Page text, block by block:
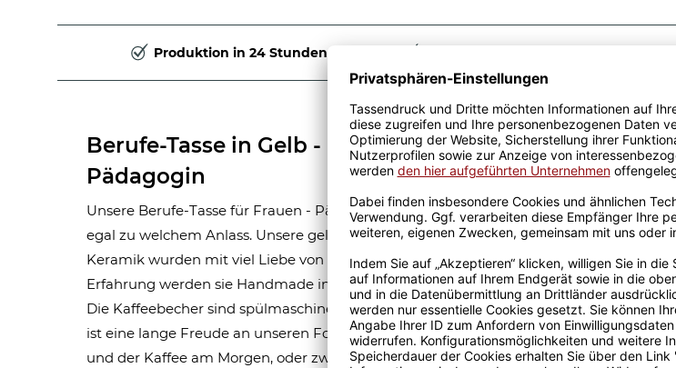
Produktion in 24 Stunden
Berufe-Tasse in Gelb - Bedeutung einer
Pädagogin
Unsere Berufe-Tasse für Frauen - Pädagogin - ist eine tolle Geschenkidee,
egal zu welchem Anlass. Unsere gelben Berufe-Tassen aus hochwertiger
Keramik wurden mit viel Liebe von unserem Grafik-Team designt. Mit viel
Erfahrung werden sie Handmade in unserer eigenen Produktion bedruckt.
Die Kaffeebecher sind spülmaschinen- und mikrowellen geeignet. Somit
ist eine lange Freude an unseren Fototassen und Motivtassen garantiert
und der Kaffee am Morgen, oder zwischendurch, schmeckt gleich nochmal